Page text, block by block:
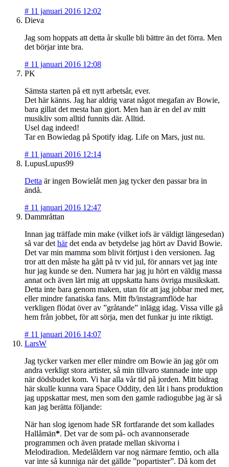
# 11 januari 2016 12:02
Dieva
Jag som hoppats att detta år skulle bli bättre än det förra. Men
det börjar inte bra.
# 11 januari 2016 12:08
PK
Sämsta starten på ett nytt arbetsår, ever.
Det här känns. Jag har aldrig varat något megafan av Bowie,
bara gillat det mesta han gjort. Men han är en del av mitt
musikliv som alltid funnits där. Alltid.
Usel dag indeed!
Tar en Bowiedag på Spotify idag. Life on Mars, just nu.
# 11 januari 2016 12:14
LupusLupus99
Detta är ingen Bowielåt men jag tycker den passar bra in
ändå.
# 11 januari 2016 12:47
Dammråttan
Innan jag träffade min make (vilket iofs är väldigt längesedan)
så var det härdet enda av betydelse jag hört av David Bowie.
Det var min mamma som blivit förtjust i den versionen. Jag
tror att den måste ha gått på tv vid jul, för annars vet jag inte
hur jag kunde se den. Numera har jag ju hört en väldig massa
annat och även lärt mig att uppskatta hans övriga musikskatt.
Detta inte bara genom maken, utan för att jag jobbar med mer,
eller mindre fanatiska fans. Mitt fb/instagramflöde har
verkligen flödat över av ”gråtande” inlägg idag. Vissa ville gå
hem från jobbet, för att sörja, men det funkar ju inte riktigt.
# 11 januari 2016 14:07
LarsW
Jag tycker varken mer eller mindre om Bowie än jag gör om
andra verkligt stora artister, så min tillvaro stannade inte upp
när dödsbudet kom. Vi har alla vår tid på jorden. Mitt bidrag
här skulle kunna vara Space Oddity, den låt i hans produktion
jag uppskattar mest, men som den gamle radiogubbe jag är så
kan jag berätta följande:
När han slog igenom hade SR fortfarande det som kallades
Hallåmän*. Det var de som på- och avannonserade
programmen och även pratade mellan skivorna i
Melodiradion. Medelåldern var nog närmare femtio, och alla
var inte så kunniga när det gällde ”popartister”. Då kom det